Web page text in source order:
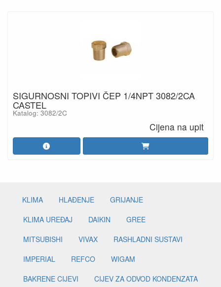
SIGURNOSNI TOPIVI ČEP 1/4NPT 3082/2CA
CASTEL
Katalog: 3082/2C
Cijena na upit
KLIMA HLAĐENJE
GRIJANJE
KLIMA UREĐAJ
DAIKIN
GREE
MITSUBISHI
VIVAX
RASHLADNI SUSTAVI
IMPERIAL
REFCO
WIGAM
BAKRENE CIJEVI
CIJEV ZA ODVOD KONDENZATA